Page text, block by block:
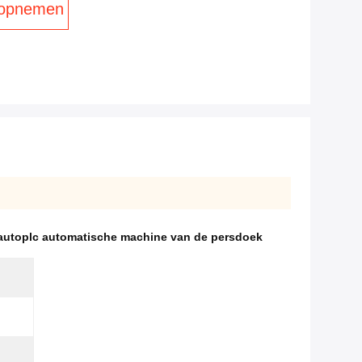
automatische machine van de persdoek